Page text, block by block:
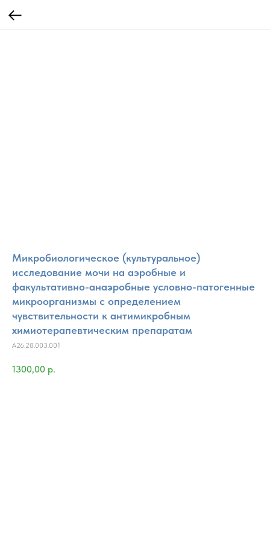
Микробиологическое (культуральное)
исследование мочи на аэробные и
факультативно-анаэробные условно-патогенные
микроорганизмы с определением
чувствительности к антимикробным
химиотерапевтическим препаратам
A26.28.003.001
1300,00 р.